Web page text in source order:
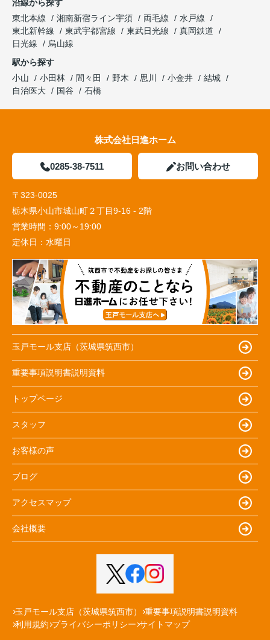
沿線から探す
東北本線
湘南新宿ライン宇須 両毛線
水戸線
東北新幹線
東武宇都宮線 東武日光線
真岡鉄道
日光線
烏山線
駅から探す
小山
小田林 間々田 野木 思川 小金井
結城
自治医大
国谷 石橋
株式会社日進ホーム
0285-38-7511 お問い合わせ
〒323-0025
栃木県小山市城山町２丁目9-16 - 2階
営業時間： 9:00～19:00
定休日： 水曜日
玉戸モール支店（茨城県筑西市）
重要事項説明書説明資料
トップページ
スタッフ
お客様の声
ブログ
アクセスマップ
会社概要
玉戸モール支店（茨城県筑西市）
重要事項説明書説明資料
利用規約 プライバシーポリシー サイトマップ